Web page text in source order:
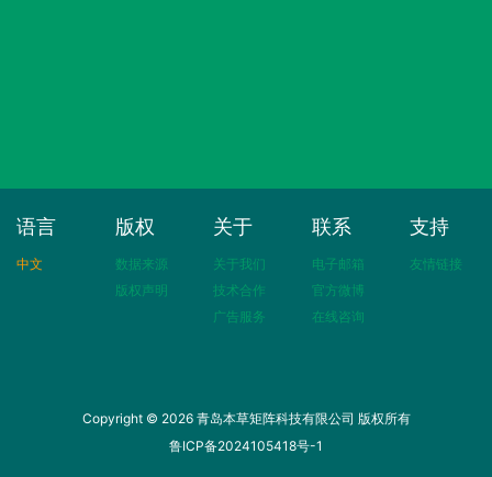
语言
中文
版权
数据来源
版权声明
关于
关于我们
技术合作
广告服务
联系
电子邮箱
官方微博
在线咨询
支持
友情链接
Copyright © 2026 青岛本草矩阵科技有限公司 版权所有
鲁ICP备2024105418号-1